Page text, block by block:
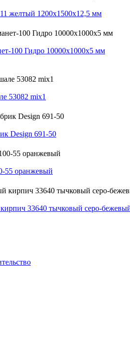
желтый 1200х1500х12,5 мм
100 Гидро 10000х1000х5 мм
53082 mix1
Design 691-50
55 оранжевый
33640 тычковый серо-